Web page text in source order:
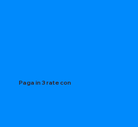
Paga in 3 rate con